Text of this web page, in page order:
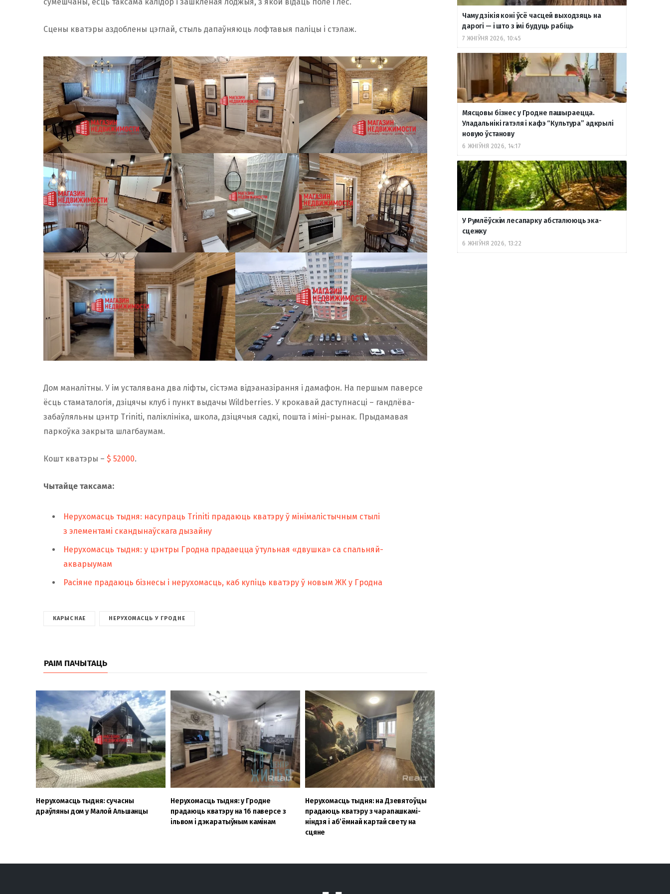
Сцены кватэры аздоблены цэглай, стыль дапаўняюць лофтавыя паліцы і стэлаж.
Дом маналітны. У ім усталявана два ліфты, сістэма відэаназірання і дамафон. На першым паверсе
ёсць стаматалогія, дзіцячы клуб і пункт выдачы Wildberries. У крокавай даступнасці – гандлёва-
забаўляльны цэнтр Triniti, паліклініка, школа, дзіцячыя садкі, пошта і міні-рынак. Прыдамавая
паркоўка закрыта шлагбаумам.
Кошт кватэры – $ 52000.
Чытайце таксама:
Нерухомасць тыдня: насупраць Triniti прадаюць кватэру ў мінімалістычным стылі
з элементамі скандынаўскага дызайну
Нерухомасць тыдня: у цэнтры Гродна прадаецца ўтульная «двушка» са спальняй-
акварыумам
Расіяне прадаюць бізнесы і нерухомасць, каб купіць кватэру ў новым ЖК у Гродна
КАРЫСНАЕ НЕРУХОМАСЦЬ У ГРОДНЕ
РАІМ ПАЧЫТАЦЬ
Нерухомасць тыдня: сучасны
драўляны дом у Малой Альшанцы
Нерухомасць тыдня: у Гродне
прадаюць кватэру на 16 паверсе з
ільвом і дэкаратыўным камінам
Нерухомасць тыдня: на Дзевятоўцы
прадаюць кватэру з чарапашкамі-
ніндзя і аб’ёмнай картай свету на
сцяне
Чаму дзікія коні ўсё часцей выходзяць на
дарогі — і што з імі будуць рабіць
7 ЖНІЎНЯ 2026, 10:45
Мясцовы бізнес у Гродне пашыраецца.
Уладальнікі гатэля і кафэ “Культура” адкрылі
новую ўстанову
6 ЖНІЎНЯ 2026, 14:17
У Румлёўскім лесапарку абсталююць эка-
сцежку
6 ЖНІЎНЯ 2026, 13:22